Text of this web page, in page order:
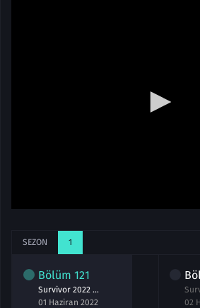
SEZON 1
Bölüm 121
Survivor 2022 All Star 121.Bölüm izle 1 Haziran
01 Haziran 2022
02